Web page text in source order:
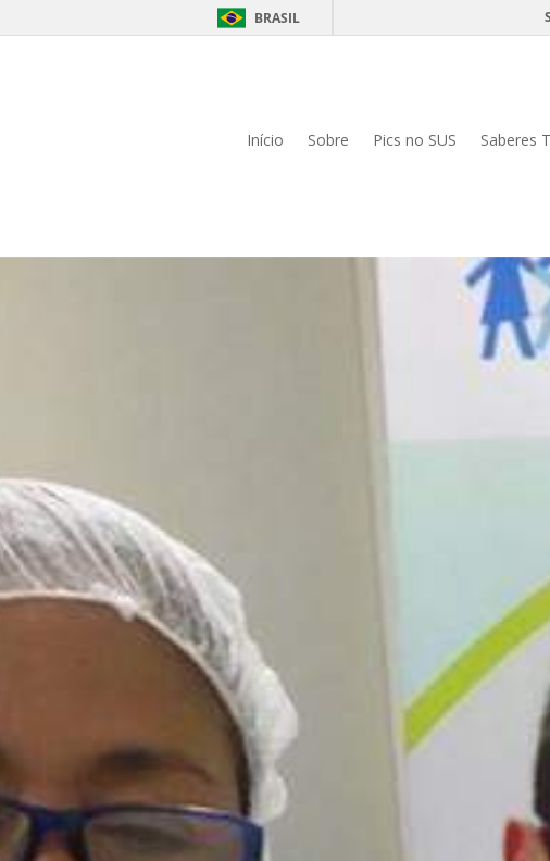
BRASIL
Início Sobre Pics no SUS Saberes